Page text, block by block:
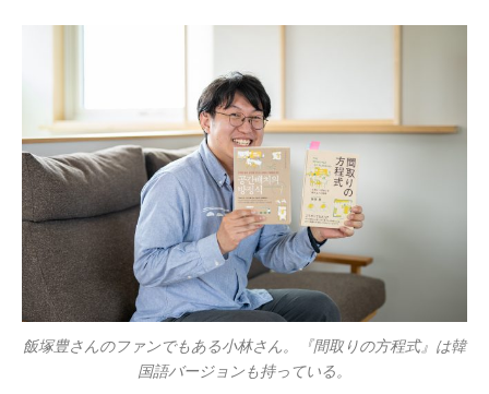
飯塚豊さんのファンでもある小林さん。『間取りの方程式』は韓
国語バージョンも持っている。